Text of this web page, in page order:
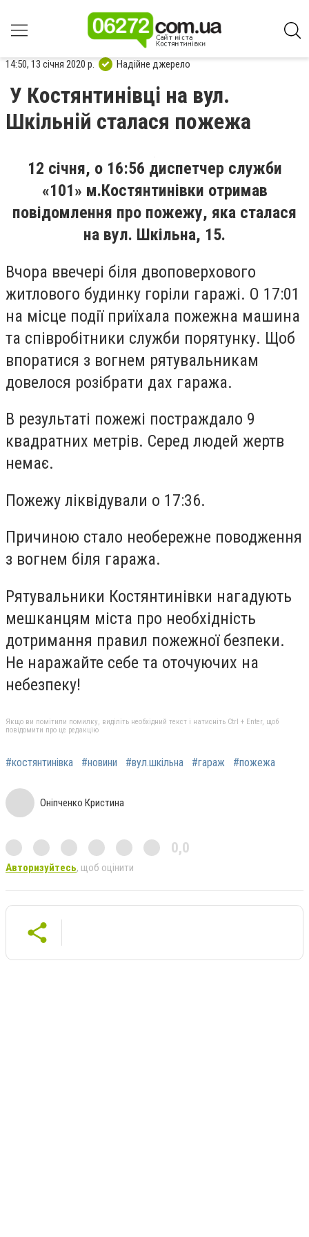
14:50, 13 січня 2020 р. Надійне джерело
У Костянтинівці на вул.
Шкільній сталася пожежа
12 січня, о 16:56 диспетчер служби
«101» м.Костянтинівки отримав
повідомлення про пожежу, яка сталася
на вул. Шкільна, 15.
Вчора ввечері біля двоповерхового
житлового будинку горіли гаражі. О 17:01
на місце події приїхала пожежна машина
та співробітники служби порятунку. Щоб
впоратися з вогнем рятувальникам
довелося розібрати дах гаража.
В результаті пожежі постраждало 9
квадратних метрів. Серед людей жертв
немає.
Пожежу ліквідували о 17:36.
Причиною стало необережне поводження
з вогнем біля гаража.
Рятувальники Костянтинівки нагадують
мешканцям міста про необхідність
дотримання правил пожежної безпеки.
Не наражайте себе та оточуючих на
небезпеку!
Якщо ви помітили помилку, виділіть необхідний текст і натисніть Ctrl + Enter, щоб
повідомити про це редакцію
#костянтинівка #новини #вул.шкільна #гараж #пожежа
Оніпченко Кристина
0,0
Авторизуйтесь, щоб оцінити